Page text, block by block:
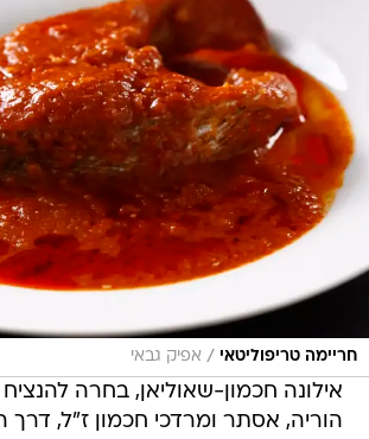
חריימה טריפוליטאי / אפיק גבאי
אילונה חכמון-שאוליאן, בחרה
הוריה, אסתר ומרדכי חכמון ז"ל,